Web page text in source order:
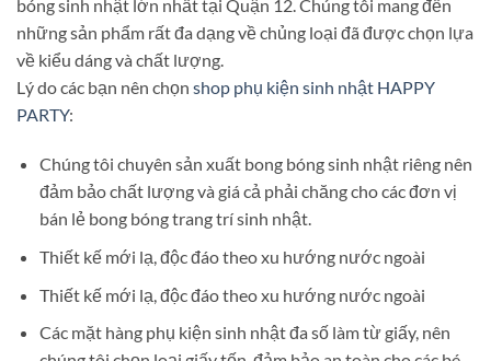
bóng sinh nhật lớn nhất tại Quận 12. Chúng tôi mang đến
những sản phẩm rất đa dạng về chủng loại đã được chọn lựa
về kiểu dáng và chất lượng.
Lý do các bạn nên chọn shop phụ kiện sinh nhật HAPPY
PARTY:
Chúng tôi chuyên sản xuất bong bóng sinh nhật riêng nên
đảm bảo chất lượng và giá cả phải chăng cho các đơn vị
bán lẻ bong bóng trang trí sinh nhật.
Thiết kế mới lạ, độc đáo theo xu hướng nước ngoài
Thiết kế mới lạ, độc đáo theo xu hướng nước ngoài
Các mặt hàng phụ kiện sinh nhật đa số làm từ giấy, nên